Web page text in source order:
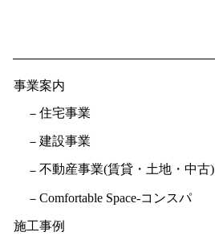
事業案内
住宅事業
建設事業
不動産事業(賃貸・土地・中古)
Comfortable Space-コンスパ
施工事例